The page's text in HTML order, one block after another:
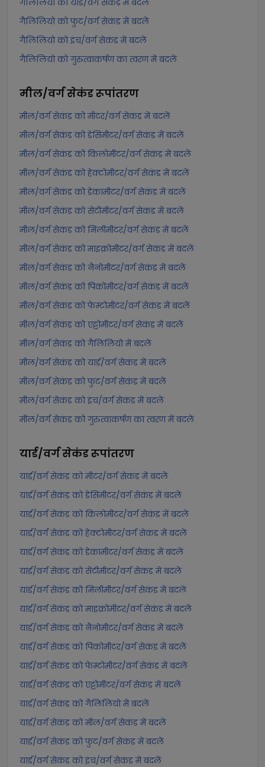
गैलिलियो को यार्ड/वर्ग सेकंड में बदलें
गैलिलियो को फुट/वर्ग सेकंड में बदलें
गैलिलियो को इंच/वर्ग सेकंड में बदलें
गैलिलियो को गुरुत्वाकर्षण का त्वरण में बदलें
मील/वर्ग सेकंडरूपांतरण
मील/वर्ग सेकंड को मीटर/वर्ग सेकंड में बदलें
मील/वर्ग सेकंड को डेसिमीटर/वर्ग सेकंड में बदलें
मील/वर्ग सेकंड को किलोमीटर/वर्ग सेकंड में बदलें
मील/वर्ग सेकंड को हेक्टोमीटर/वर्ग सेकंड में बदलें
मील/वर्ग सेकंड को डेकामीटर/वर्ग सेकंड में बदलें
मील/वर्ग सेकंड को सेंटीमीटर/वर्ग सेकंड में बदलें
मील/वर्ग सेकंड को मिलीमीटर/वर्ग सेकंड में बदलें
मील/वर्ग सेकंड को माइक्रोमीटर/वर्ग सेकंड में बदलें
मील/वर्ग सेकंड को नैनोमीटर/वर्ग सेकंड में बदलें
मील/वर्ग सेकंड को पिकोमीटर/वर्ग सेकंड में बदलें
मील/वर्ग सेकंड को फेम्टोमीटर/वर्ग सेकंड में बदलें
मील/वर्ग सेकंड को एट्टोमीटर/वर्ग सेकंड में बदलें
मील/वर्ग सेकंड को गैलिलियो में बदलें
मील/वर्ग सेकंड को यार्ड/वर्ग सेकंड में बदलें
मील/वर्ग सेकंड को फुट/वर्ग सेकंड में बदलें
मील/वर्ग सेकंड को इंच/वर्ग सेकंड में बदलें
मील/वर्ग सेकंड को गुरुत्वाकर्षण का त्वरण में बदलें
यार्ड/वर्ग सेकंडरूपांतरण
यार्ड/वर्ग सेकंड को मीटर/वर्ग सेकंड में बदलें
यार्ड/वर्ग सेकंड को डेसिमीटर/वर्ग सेकंड में बदलें
यार्ड/वर्ग सेकंड को किलोमीटर/वर्ग सेकंड में बदलें
यार्ड/वर्ग सेकंड को हेक्टोमीटर/वर्ग सेकंड में बदलें
यार्ड/वर्ग सेकंड को डेकामीटर/वर्ग सेकंड में बदलें
यार्ड/वर्ग सेकंड को सेंटीमीटर/वर्ग सेकंड में बदलें
यार्ड/वर्ग सेकंड को मिलीमीटर/वर्ग सेकंड में बदलें
यार्ड/वर्ग सेकंड को माइक्रोमीटर/वर्ग सेकंड में बदलें
यार्ड/वर्ग सेकंड को नैनोमीटर/वर्ग सेकंड में बदलें
यार्ड/वर्ग सेकंड को पिकोमीटर/वर्ग सेकंड में बदलें
यार्ड/वर्ग सेकंड को फेम्टोमीटर/वर्ग सेकंड में बदलें
यार्ड/वर्ग सेकंड को एट्टोमीटर/वर्ग सेकंड में बदलें
यार्ड/वर्ग सेकंड को गैलिलियो में बदलें
यार्ड/वर्ग सेकंड को मील/वर्ग सेकंड में बदलें
यार्ड/वर्ग सेकंड को फुट/वर्ग सेकंड में बदलें
यार्ड/वर्ग सेकंड को इंच/वर्ग सेकंड में बदलें